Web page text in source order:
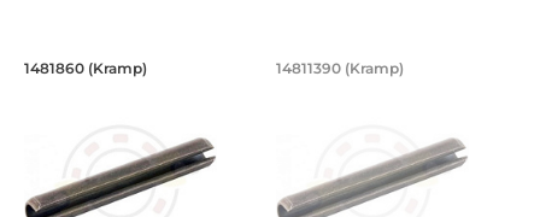
Штифт распорный пружинный
1481860 (Kramp) Штифт распорный
14811390 (Kramp)